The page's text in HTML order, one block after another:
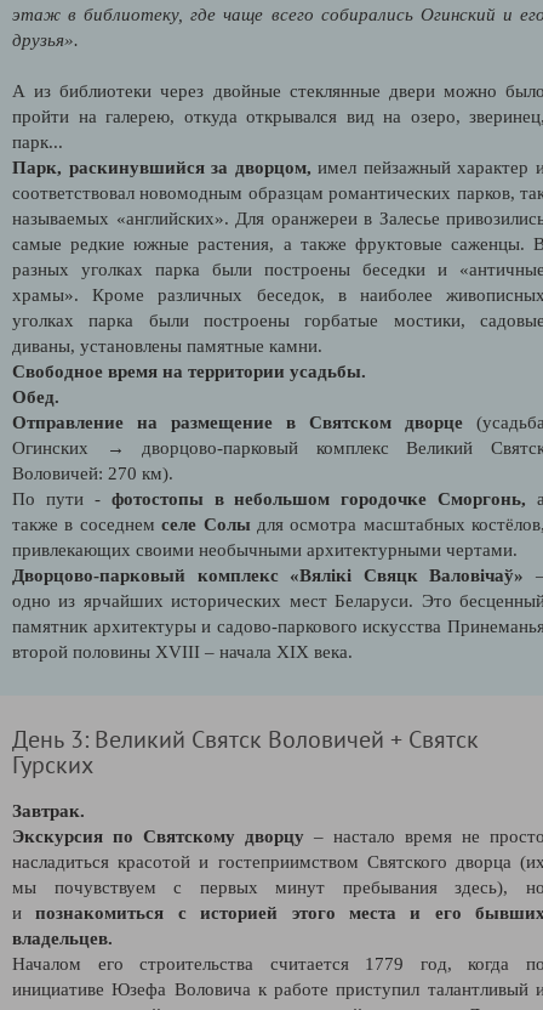
этаж в библиотеку, где чаще всего собирались Огинский и
друзья».
А из библиотеки через двойные стеклянные двери можно
пройти на галерею, откуда открывался вид на озеро,
парк...
Парк, раскинувшийся за дворцом, имел пейзажный характер
соответствовал новомодным образцам романтических парков,
называемых «английских». Для оранжереи в Залесье
самые редкие южные растения, а также фруктовые саженцы.
разных уголках парка были построены беседки и
храмы». Кроме различных беседок, в наиболее
уголках парка были построены горбатые мостики,
диваны, установлены памятные камни.
Свободное время на территории усадьбы.
Обед.
Отправление на размещение в Святском дворце
Огинских →
дворцово-парковый комплекс Великий
Воловичей: 270 км).
По пути - фотостопы в небольшом городочке Сморгонь,
также в соседнемселе Солы для осмотра масштабных
привлекающих своими необычными архитектурными чертами.
Дворцово-парковый комплекс «Вялікі Свяцк Валовічаў»
одно из ярчайших исторических мест Беларуси. Это
памятник архитектуры и садово-паркового искусства
второй половины XVIII – начала XIX века.
День 3: Великий Святск Воловичей + Святск
Гурских
Завтрак.
Экскурсия по Святскому дворцу – настало время не
насладиться красотой и гостеприимством Святского дворца
мы почувствуем с первых минут пребывания здесь),
ипознакомиться с историей этого места и его
владельцев.
Началом его строительства считается 1779 год, когда
инициативе Юзефа Воловича к работе приступил талантливый